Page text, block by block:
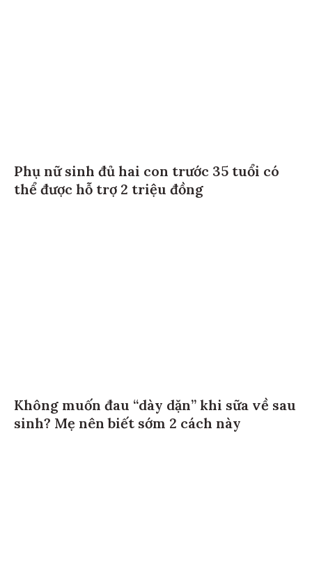
Phụ nữ sinh đủ hai con trước 35 tuổi có
thể được hỗ trợ 2 triệu đồng
Không muốn đau “dày dặn” khi sữa về sau
sinh? Mẹ nên biết sớm 2 cách này